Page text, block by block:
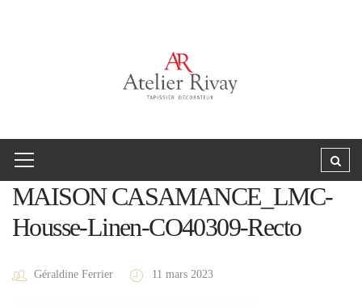
MAISON CASAMANCE_LMC-
Housse-Linen-CO40309-Recto
Géraldine Ferrier 11 mars 2023